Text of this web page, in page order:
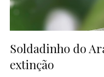
Soldadinho do
extinção